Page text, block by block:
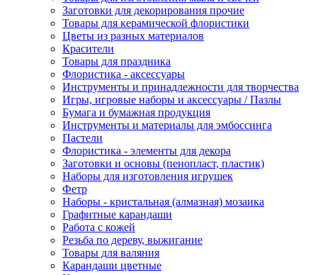
Заготовки для декорирования прочие
Товары для керамической флористики
Цветы из разных материалов
Красители
Товары для праздника
Флористика - аксессуары
Инструменты и принадлежности для творчества
Игры, игровые наборы и аксессуары / Пазлы
Бумага и бумажная продукция
Инструменты и материалы для эмбоссинга
Пастели
Флористика - элементы для декора
Заготовки и основы (пенопласт, пластик)
Наборы для изготовления игрушек
Фетр
Наборы - кристальная (алмазная) мозаика
Графитные карандаши
Работа с кожей
Резьба по дереву, выжигание
Товары для валяния
Карандаши цветные